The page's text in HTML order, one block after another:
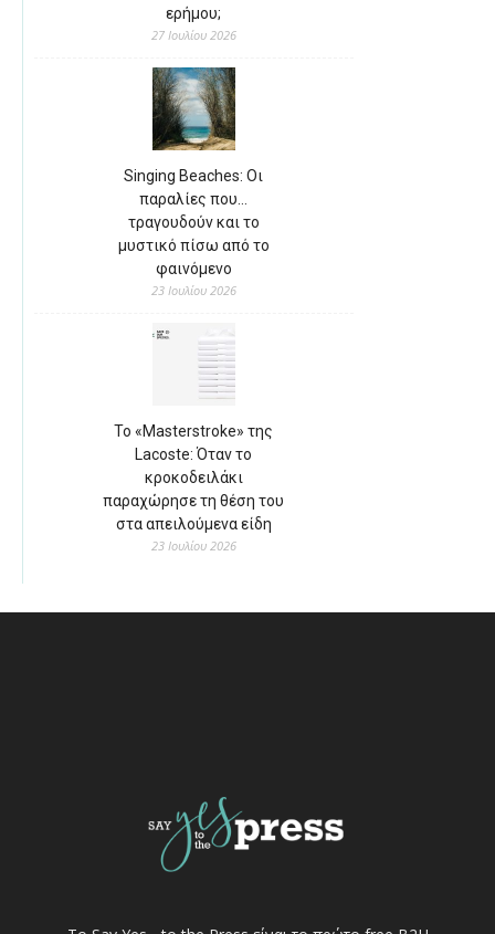
ερήμου;
27 Ιουλίου 2026
Singing Beaches: Οι
παραλίες που…
τραγουδούν και το
μυστικό πίσω από το
φαινόμενο
23 Ιουλίου 2026
Το «Masterstroke» της
Lacoste: Όταν το
κροκοδειλάκι
παραχώρησε τη θέση του
στα απειλούμενα είδη
23 Ιουλίου 2026